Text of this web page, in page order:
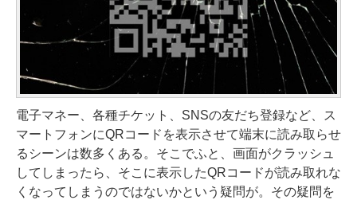
電子マネー、各種チケット、SNSの友だち登録など、ス
マートフォンにQRコードを表示させて端末に読み取らせ
るシーンは数多くある。そこでふと、画面がクラッシュ
してしまったら、そこに表示したQRコードが読み取れな
くなってしまうのではないかという疑問が。その疑問を